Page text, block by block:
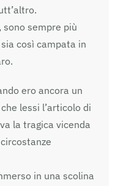
sono sempre più
così campata in
ero ancora un
lessi l’articolo di
la tragica vicenda
in una scolina